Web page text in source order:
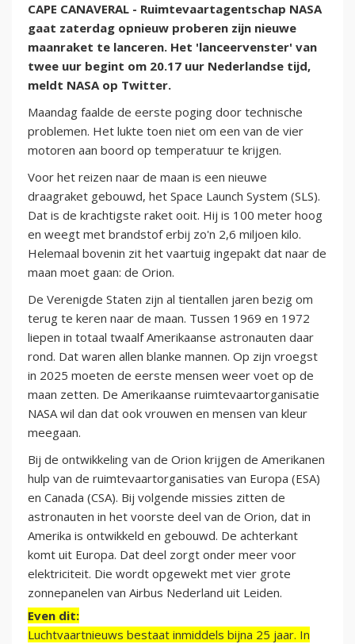
CAPE CANAVERAL - Ruimtevaartagentschap NASA
gaat zaterdag opnieuw proberen zijn nieuwe
maanraket te lanceren. Het 'lanceervenster' van
twee uur begint om 20.17 uur Nederlandse tijd,
meldt NASA op Twitter.
Maandag faalde de eerste poging door technische
problemen. Het lukte toen niet om een van de vier
motoren aan boord op temperatuur te krijgen.
Voor het reizen naar de maan is een nieuwe
draagraket gebouwd, het Space Launch System (SLS).
Dat is de krachtigste raket ooit. Hij is 100 meter hoog
en weegt met brandstof erbij zo'n 2,6 miljoen kilo.
Helemaal bovenin zit het vaartuig ingepakt dat naar de
maan moet gaan: de Orion.
De Verenigde Staten zijn al tientallen jaren bezig om
terug te keren naar de maan. Tussen 1969 en 1972
liepen in totaal twaalf Amerikaanse astronauten daar
rond. Dat waren allen blanke mannen. Op zijn vroegst
in 2025 moeten de eerste mensen weer voet op de
maan zetten. De Amerikaanse ruimtevaartorganisatie
NASA wil dan dat ook vrouwen en mensen van kleur
meegaan.
Bij de ontwikkeling van de Orion krijgen de Amerikanen
hulp van de ruimtevaartorganisaties van Europa (ESA)
en Canada (CSA). Bij volgende missies zitten de
astronauten in het voorste deel van de Orion, dat in
Amerika is ontwikkeld en gebouwd. De achterkant
komt uit Europa. Dat deel zorgt onder meer voor
elektriciteit. Die wordt opgewekt met vier grote
zonnepanelen van Airbus Nederland uit Leiden.
Even dit:
Luchtvaartnieuws bestaat inmiddels bijna 25 jaar. In